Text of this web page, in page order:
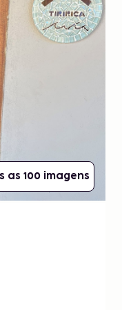
as 100 imagens